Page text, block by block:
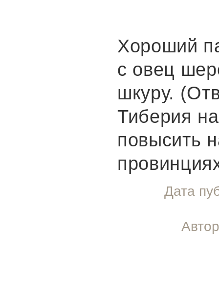
Хороший
с овец
шкуру.
Тиберия
повысить
Дата